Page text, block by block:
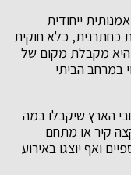
ייחודית
כחתרנית, כלא חוקית
היא מקבלת מקום של
במרחב הביתי
הארץ שיקבלו במה
קיר או מתחם
ואף יוצגו באירוע